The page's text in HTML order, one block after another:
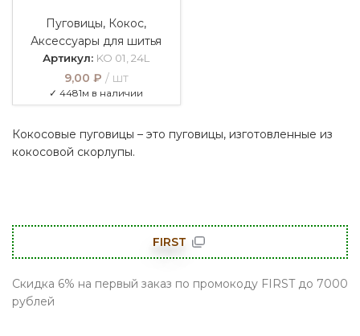
Пуговицы, Кокос,
Аксессуары для шитья
Артикул: KO 01, 24L
9,00 ₽ шт
✓ 4481м в наличии
Кокосовые пуговицы – это пуговицы, изготовленные из
кокосовой скорлупы.
FIRST
Скидка 6% на первый заказ по промокоду FIRST до 7000
рублей